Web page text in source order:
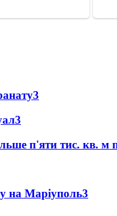
3
3
п'яти тис. кв. м
на Маріуполь3